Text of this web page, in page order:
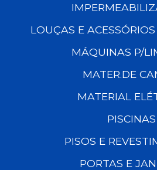
LOUÇAS E
MÁQUINAS P/
MATER.DE
MATERIAL
PISCINAS
PISOS E
PORTAS E